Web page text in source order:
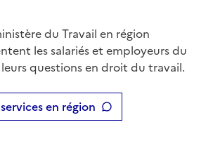
du Travail en région
les salariés et employeurs du
questions en droit du travail.
en région